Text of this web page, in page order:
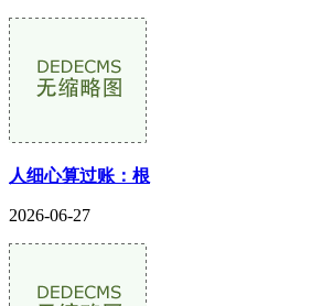
人细心算过账：根
2026-06-27